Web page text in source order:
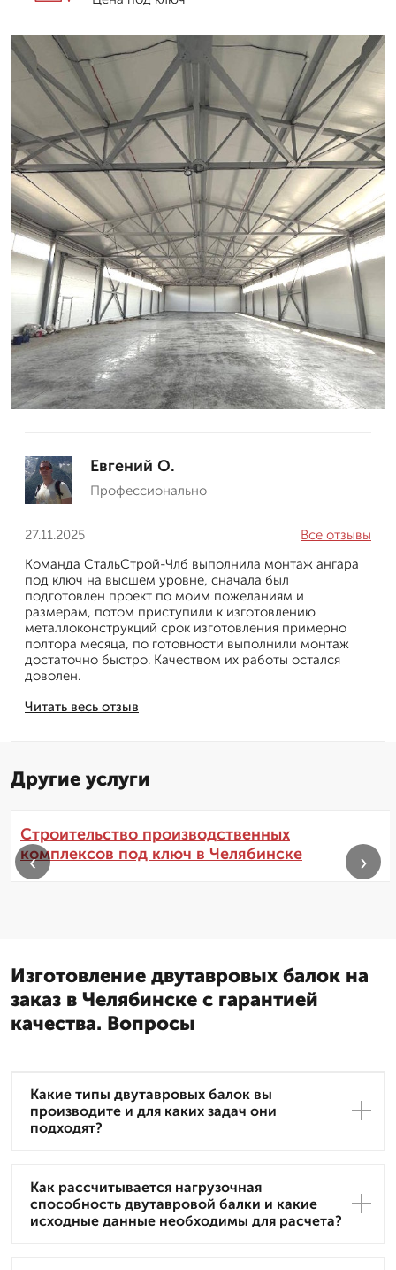
Евгений О.
Профессионально
27.11.2025
Читать весь отзыв
Все отзывы
Команда СтальСтрой-Члб выполнила монтаж ангара
под ключ на высшем уровне, сначала был
подготовлен проект по моим пожеланиям и
размерам, потом приступили к изготовлению
металлоконструкций срок изготовления примерно
полтора месяца, по готовности выполнили монтаж
достаточно быстро. Качеством их работы остался
доволен.
Другие услуги
Строительство производственных
комплексов под ключ в Челябинске
‹ ›
Изготовление двутавровых балок на
заказ в Челябинске с гарантией
качества. Вопросы
Какие типы двутавровых балок вы
производите и для каких задач они
подходят?
Как рассчитывается нагрузочная
способность двутавровой балки и какие
исходные данные необходимы для расчета?